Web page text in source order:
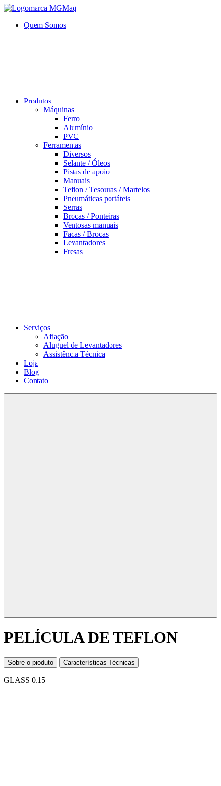
Quem Somos
Produtos
Máquinas
Ferro
Alumí­nio
PVC
Ferramentas
Diversos
Selante / Óleos
Pistas de apoio
Manuais
Teflon / Tesouras / Martelos
Pneumáticas portáteis
Serras
Brocas / Ponteiras
Ventosas manuais
Facas / Brocas
Levantadores
Fresas
Serviços
Afiação
Aluguel de Levantadores
Assistência Técnica
Loja
Blog
Contato
PELÍCULA DE TEFLON
Sobre o produto Características Técnicas
GLASS 0,15